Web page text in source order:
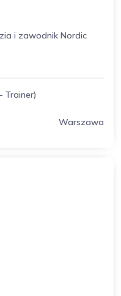
i zawodnik Nordic
Trainer)
Warszawa